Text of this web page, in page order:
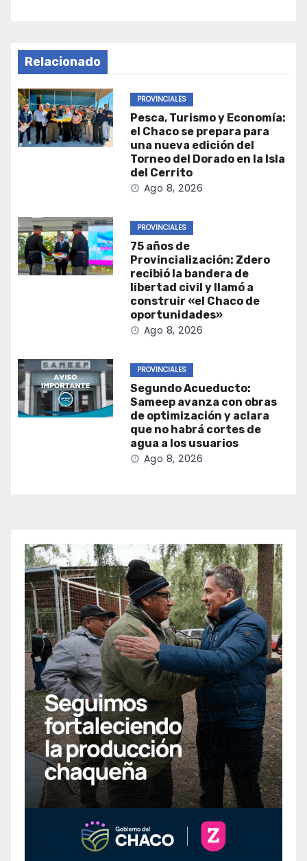
Relacionado
PROVINCIALES
Pesca, Turismo y Economía:
el Chaco se prepara para
una nueva edición del
Torneo del Dorado en la Isla
del Cerrito
Ago 8, 2026
PROVINCIALES
75 años de
Provincialización: Zdero
recibió la bandera de
libertad civil y llamó a
construir «el Chaco de
oportunidades»
Ago 8, 2026
PROVINCIALES
Segundo Acueducto:
Sameep avanza con obras
de optimización y aclara
que no habrá cortes de
agua a los usuarios
Ago 8, 2026